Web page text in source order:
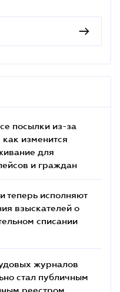
посылки из-за
изменится
для
и граждан
теперь исполняют
взыскателей о
списании
журналов
стал публичным
реестром